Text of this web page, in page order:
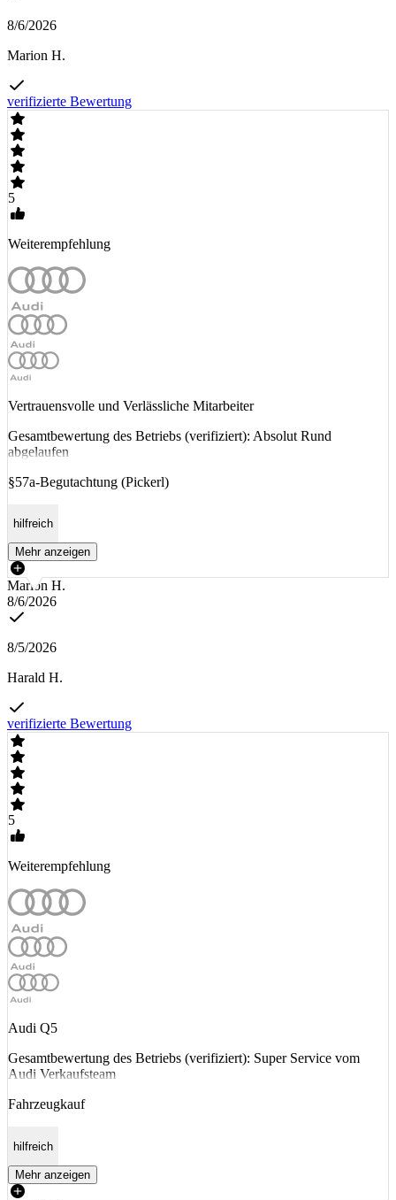
8/6/2026
Marion H.
verifizierte Bewertung
5
Weiterempfehlung
Vertrauensvolle und Verlässliche Mitarbeiter
Gesamtbewertung des Betriebs (verifiziert): Absolut Rund
abgelaufen
§57a-Begutachtung (Pickerl)
hilfreich
Mehr anzeigen
Marion H.
8/6/2026
8/5/2026
Harald H.
verifizierte Bewertung
5
Weiterempfehlung
Audi Q5
Gesamtbewertung des Betriebs (verifiziert): Super Service vom
Audi Verkaufsteam
Fahrzeugkauf
hilfreich
Mehr anzeigen